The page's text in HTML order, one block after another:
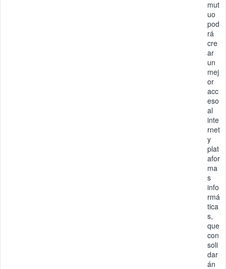
mut
uo
pod
rá
cre
ar
un
mej
or
acc
eso
al
inte
rnet
y
plat
afor
ma
s
info
rmá
tica
s,
que
con
soli
dar
án